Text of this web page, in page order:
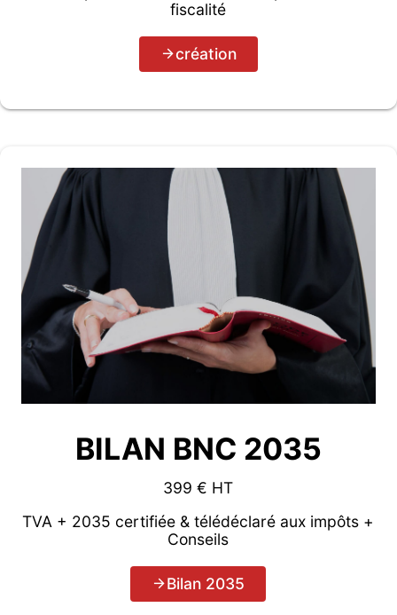
fiscalité
création
BILAN BNC 2035
399 € HT
TVA + 2035 certifiée & télédéclaré aux impôts +
Conseils
Bilan 2035